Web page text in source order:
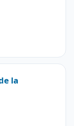
la